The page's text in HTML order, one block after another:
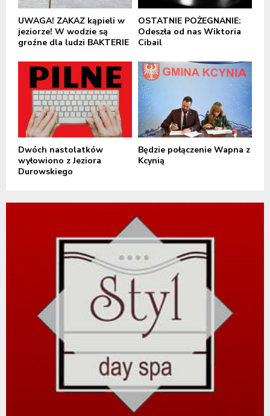
UWAGA! ZAKAZ kąpieli w
jeziorze! W wodzie są
groźne dla ludzi BAKTERIE
OSTATNIE POŻEGNANIE:
Odeszła od nas Wiktoria
Cibail
Dwóch nastolatków
wyłowiono z Jeziora
Durowskiego
Będzie połączenie Wapna z
Kcynią